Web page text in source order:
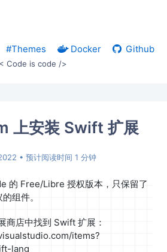
#Themes Docker Github
< Code is code />
上安装 Swift 扩展
• 预计阅读时间 1 分钟
的 Free/Libre 授权版本，只保留了
组件。
商店中找到 Swift 扩展：
items?
lang